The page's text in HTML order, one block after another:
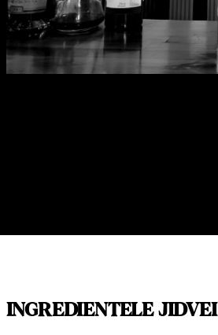
INGREDIENTELE JIDVEI